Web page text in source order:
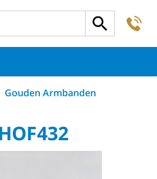
Gouden Armbanden